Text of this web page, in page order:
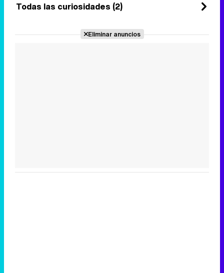
Todas las curiosidades (2)
Eliminar anuncios